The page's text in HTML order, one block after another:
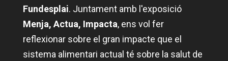
Fundesplai. Juntament amb l'exposició
Menja, Actua, Impacta, ens vol fer
reflexionar sobre el gran impacte que el
sistema alimentari actual té sobre la salut de